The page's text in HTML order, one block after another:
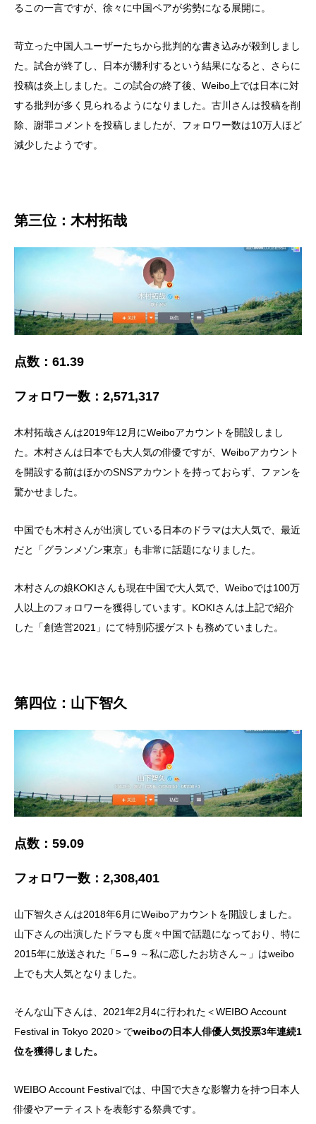
るこの一言ですが、徐々に中国ペアが劣勢になる展開に。
苛立った中国人ユーザーたちから批判的な書き込みが殺到しまし
た。試合が終了し、日本が勝利するという結果になると、さらに
投稿は炎上しました。この試合の終了後、Weibo上では日本に対
する批判が多く見られるようになりました。古川さんは投稿を削
除、謝罪コメントを投稿しましたが、フォロワー数は10万人ほど
減少したようです。
第三位：木村拓哉
点数：61.39
フォロワー数：2,571,317
木村拓哉さんは2019年12月にWeiboアカウントを開設しまし
た。木村さんは日本でも大人気の俳優ですが、Weiboアカウント
を開設する前はほかのSNSアカウントを持っておらず、ファンを
驚かせました。
中国でも木村さんが出演している日本のドラマは大人気で、最近
だと「グランメゾン東京」も非常に話題になりました。
木村さんの娘KOKIさんも現在中国で大人気で、Weiboでは100万
人以上のフォロワーを獲得しています。KOKIさんは上記で紹介
した「創造営2021」にて特別応援ゲストも務めていました。
第四位：山下智久
点数：59.09
フォロワー数：2,308,401
山下智久さんは2018年6月にWeiboアカウントを開設しました。
山下さんの出演したドラマも度々中国で話題になっており、特に
2015年に放送された「5→9 ～私に恋したお坊さん～」はweibo
上でも大人気となりました。
そんな山下さんは、2021年2月4に行われた＜WEIBO Account
Festival in Tokyo 2020＞でweiboの日本人俳優人気投票3年連続1
位を獲得しました。
WEIBO Account Festivalでは、中国で大きな影響力を持つ日本人
俳優やアーティストを表彰する祭典です。